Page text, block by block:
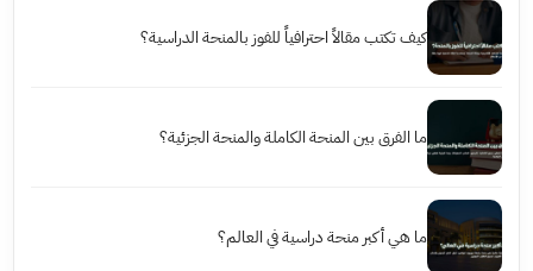
كيف تكتب مقالاً احترافياً للفوز بالمنحة الدراسية؟
ما الفرق بين المنحة الكاملة والمنحة الجزئية؟
ما هي أكبر منحة دراسية في العالم؟